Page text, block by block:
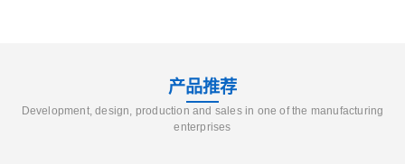
产品推荐
Development, design, production and sales in one of the manufacturing
enterprises